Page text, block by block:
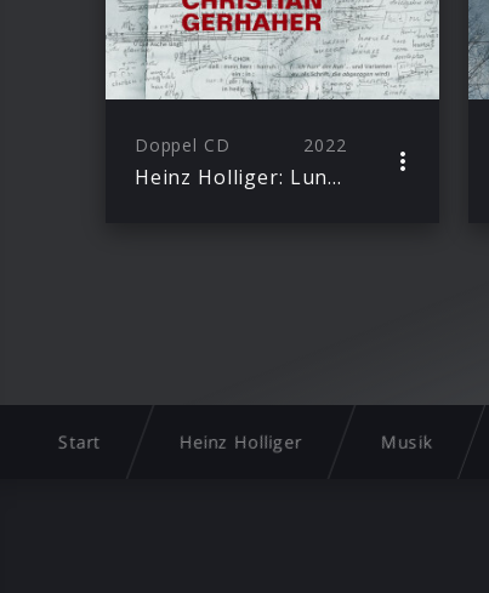
Doppel CD 2022
Heinz Holliger: Lunea
Start Heinz Holliger Musik